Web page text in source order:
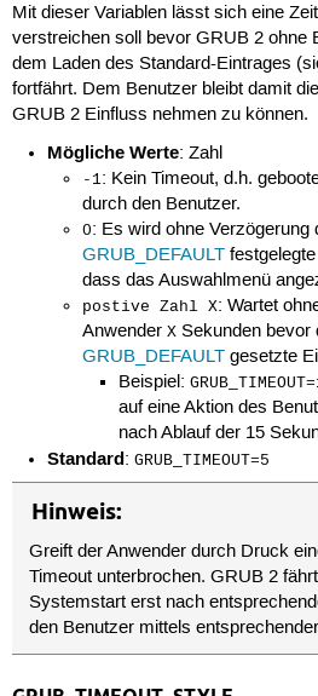
Mit dieser Variablen lässt sich eine
verstreichen soll bevor GRUB 2 ohne
dem Laden des Standard-Eintrages
fortfährt. Dem Benutzer bleibt damit
GRUB 2 Einfluss nehmen zu können.
Mögliche Werte: Zahl
-1: Kein Timeout, d.h.
durch den Benutzer.
0: Es wird ohne Verzögerung
GRUB_DEFAULT
dass das Auswahlmenü
postive Zahl X: Wartet
AnwenderX Sekunden bevor
GRUB_DEFAULT gesetzte
Beispiel:
auf eine Aktion des
nach Ablauf der 15
Standard:GRUB_TIMEOUT=5
Hinweis:
Greift der Anwender durch Druck
Timeout unterbrochen. GRUB 2
Systemstart erst nach
den Benutzer mittels